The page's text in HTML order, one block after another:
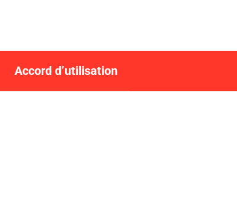
Accord d’utilisation